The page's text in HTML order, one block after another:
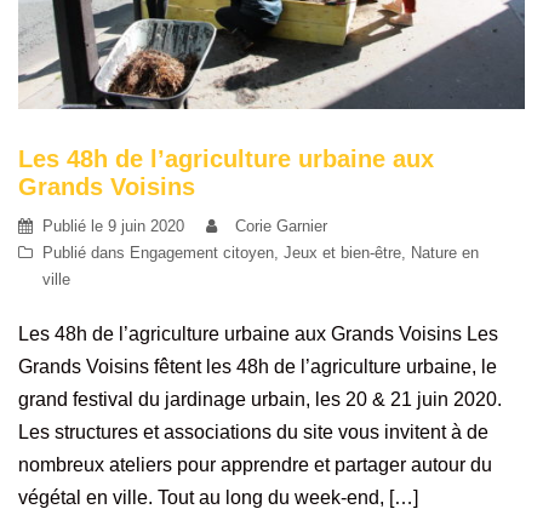
Les 48h de l’agriculture urbaine aux
Grands Voisins
Publié le 9 juin 2020
Corie Garnier
Publié dans Engagement citoyen Jeux et bien-être Nature en
ville
Les 48h de l’agriculture urbaine aux Grands Voisins Les
Grands Voisins fêtent les 48h de l’agriculture urbaine, le
grand festival du jardinage urbain, les 20 & 21 juin 2020.
Les structures et associations du site vous invitent à de
nombreux ateliers pour apprendre et partager autour du
végétal en ville. Tout au long du week-end, […]